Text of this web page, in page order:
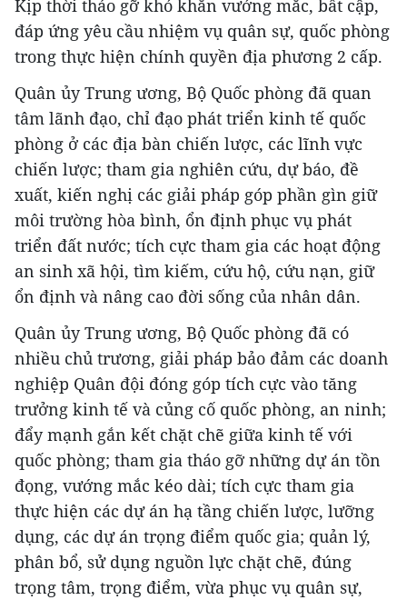
Kịp thời tháo gỡ khó khăn vướng mắc, bất cập,
đáp ứng yêu cầu nhiệm vụ quân sự, quốc phòng
trong thực hiện chính quyền địa phương 2 cấp.
Quân ủy Trung ương, Bộ Quốc phòng đã quan
tâm lãnh đạo, chỉ đạo phát triển kinh tế quốc
phòng ở các địa bàn chiến lược, các lĩnh vực
chiến lược; tham gia nghiên cứu, dự báo, đề
xuất, kiến nghị các giải pháp góp phần gìn giữ
môi trường hòa bình, ổn định phục vụ phát
triển đất nước; tích cực tham gia các hoạt động
an sinh xã hội, tìm kiếm, cứu hộ, cứu nạn, giữ
ổn định và nâng cao đời sống của nhân dân.
Quân ủy Trung ương, Bộ Quốc phòng đã có
nhiều chủ trương, giải pháp bảo đảm các doanh
nghiệp Quân đội đóng góp tích cực vào tăng
trưởng kinh tế và củng cố quốc phòng, an ninh;
đẩy mạnh gắn kết chặt chẽ giữa kinh tế với
quốc phòng; tham gia tháo gỡ những dự án tồn
đọng, vướng mắc kéo dài; tích cực tham gia
thực hiện các dự án hạ tầng chiến lược, lưỡng
dụng, các dự án trọng điểm quốc gia; quản lý,
phân bổ, sử dụng nguồn lực chặt chẽ, đúng
trọng tâm, trọng điểm, vừa phục vụ quân sự,